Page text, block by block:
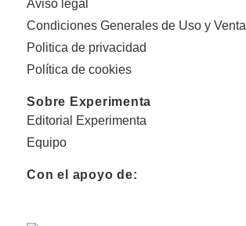
Aviso legal
Condiciones Generales de Uso y Venta
Politica de privacidad
Política de cookies
Sobre Experimenta
Editorial Experimenta
Equipo
Con el apoyo de: